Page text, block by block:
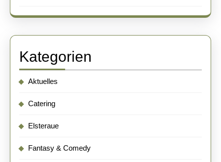
Kategorien
Aktuelles
Catering
Elsteraue
Fantasy & Comedy